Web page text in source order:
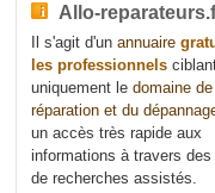
Allo-
Il s'agit d'un annuaire
les professionnels
uniquement le domaine
réparation et du
un accès très rapide aux
informations à travers des
de recherches assistés.